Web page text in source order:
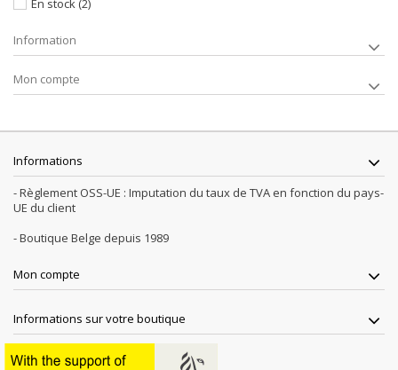
En stock (2)
Information
Mon compte
Informations
- Règlement OSS-UE : Imputation du taux de TVA en fonction du pays-
UE du client
- Boutique Belge depuis 1989
Mon compte
Informations sur votre boutique